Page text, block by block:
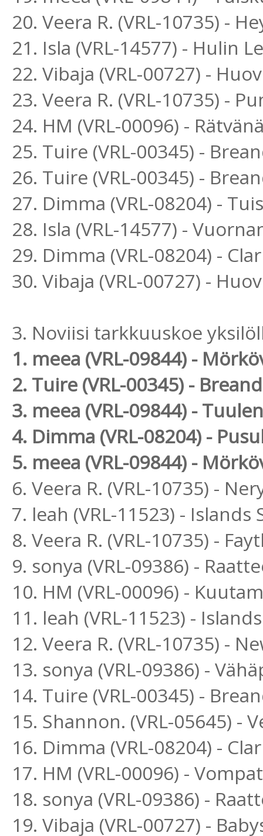
20. Veera R. (VRL-10735) -
21. Isla (VRL-14577) - Hulin
22. Vibaja (VRL-00727) -
23. Veera R. (VRL-10735) -
24. HM (VRL-00096) -
25. Tuire (VRL-00345) -
26. Tuire (VRL-00345) -
27. Dimma (VRL-08204) -
28. Isla (VRL-14577) -
29. Dimma (VRL-08204) -
30. Vibaja (VRL-00727) -
3. Noviisi tarkkuuskoe
1. meea (VRL-09844) -
2. Tuire (VRL-00345) -
3. meea (VRL-09844) -
4. Dimma (VRL-08204) -
5. meea (VRL-09844) -
6. Veera R. (VRL-10735) -
7. leah (VRL-11523) -
8. Veera R. (VRL-10735) -
9. sonya (VRL-09386) -
10. HM (VRL-00096) -
11. leah (VRL-11523) -
12. Veera R. (VRL-10735) -
13. sonya (VRL-09386) -
14. Tuire (VRL-00345) -
15. Shannon. (VRL-05645) -
16. Dimma (VRL-08204) -
17. HM (VRL-00096) -
18. sonya (VRL-09386) -
19. Vibaja (VRL-00727) -